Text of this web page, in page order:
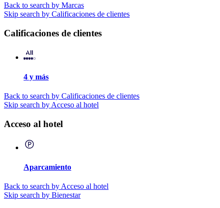
Back to search by Marcas
Skip search by Calificaciones de clientes
Calificaciones de clientes
4 y más
Back to search by Calificaciones de clientes
Skip search by Acceso al hotel
Acceso al hotel
Aparcamiento
Back to search by Acceso al hotel
Skip search by Bienestar